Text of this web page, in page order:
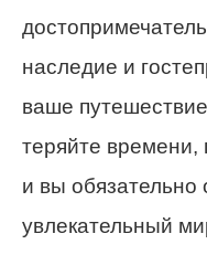
наследие и
ваше
теряйте времени,
и вы обязательно
увлекательный